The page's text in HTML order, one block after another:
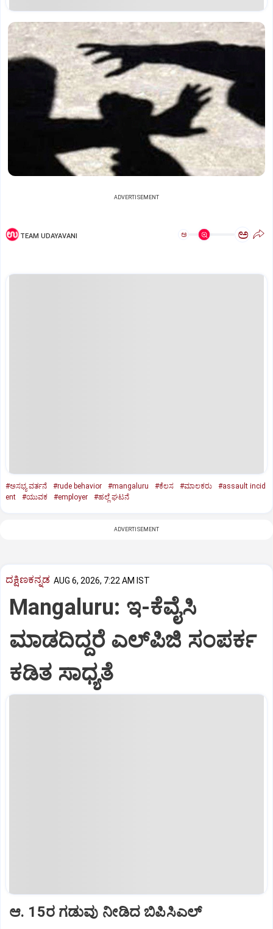
ADVERTISEMENT
TEAM UDAYAVANI ಅ ಅ
#ಅಸಭ್ಯ ವರ್ತನೆ #rude behavior #mangaluru #ಕೆಲಸ #ಮಾಲಕರು
#assault incid
ent
#ಯುವಕ #employer #ಹಲ್ಲೆ ಘಟನೆ
ADVERTISEMENT
ದಕ್ಷಿಣಕನ್ನಡ AUG 6, 2026, 7:22 AM IST
Mangaluru: ಇ-ಕೆವೈಸಿ
ಮಾಡದಿದ್ದರೆ ಎಲ್‌ಪಿಜಿ ಸಂಪರ್ಕ
ಕಡಿತ ಸಾಧ್ಯತೆ
ಆ. 15ರ ಗಡುವು ನೀಡಿದ ಬಿಪಿಸಿಎಲ್‌